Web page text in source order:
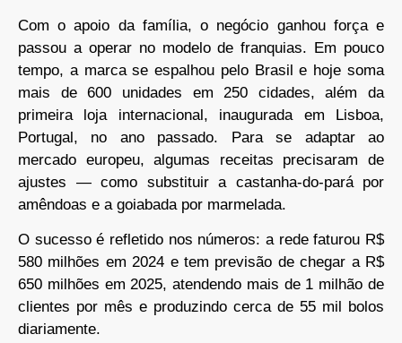
Com o apoio da família, o negócio ganhou força e
passou a operar no modelo de franquias. Em pouco
tempo, a marca se espalhou pelo Brasil e hoje soma
mais de 600 unidades em 250 cidades, além da
primeira loja internacional, inaugurada em Lisboa,
Portugal, no ano passado. Para se adaptar ao
mercado europeu, algumas receitas precisaram de
ajustes — como substituir a castanha-do-pará por
amêndoas e a goiabada por marmelada.
O sucesso é refletido nos números: a rede faturou R$
580 milhões em 2024 e tem previsão de chegar a R$
650 milhões em 2025, atendendo mais de 1 milhão de
clientes por mês e produzindo cerca de 55 mil bolos
diariamente.